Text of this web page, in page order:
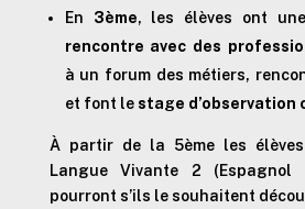
En 3ème, les élèves ont
rencontre avec des
à un forum des métiers,
et font lestage d’observation
À partir de la 5ème les
Langue Vivante 2
pourront s’ils le souhaitent